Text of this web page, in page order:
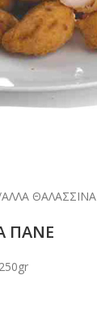
ΑΛΛΑ ΘΑΛΑΣΣΙΝΑ
ΠΑΝΕ